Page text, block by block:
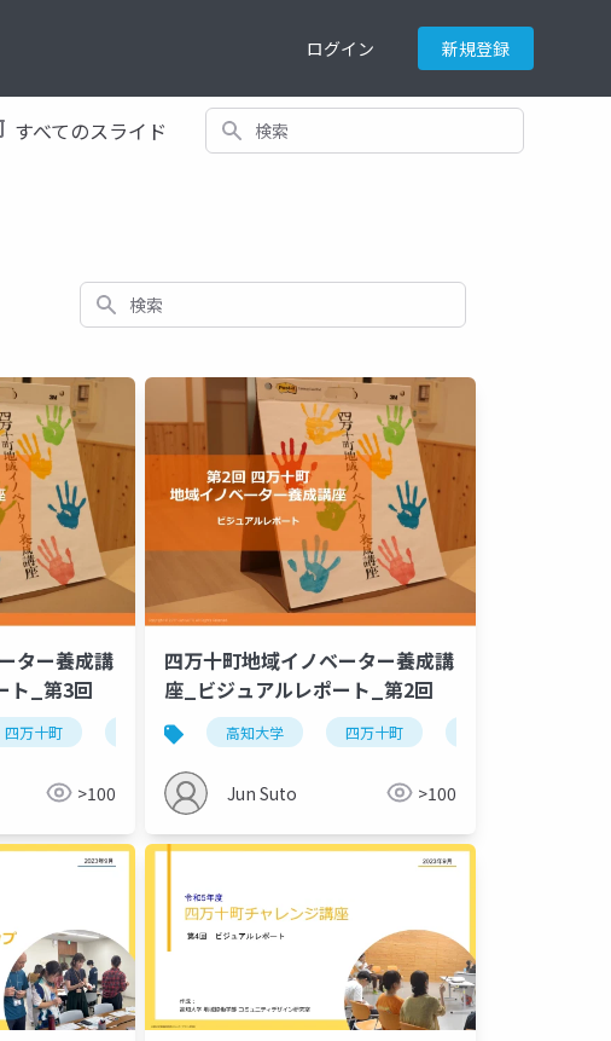
ログイン 新規登録
すべてのスライド 検索
検索
ター養成講
ト_第3回
四万十町 地域ビジネス
>100
四万十町地域イノベーター養成講
座_ビジュアルレポート_第2回
高知大学 四万十町
Jun Suto >100